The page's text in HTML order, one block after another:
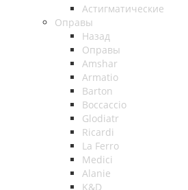
Астигматические
Оправы
Назад
Оправы
Amshar
Armatio
Barton
Boccaccio
Glodiatr
Ricardi
La Ferro
Medici
Alanie
K&D